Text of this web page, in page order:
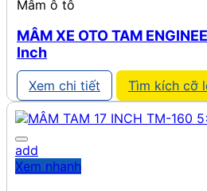
Mâm ô tô
MÂM XE OTO TAM
Inch
Xem chi tiết Tìm kích cỡ
add
Xem nhanh